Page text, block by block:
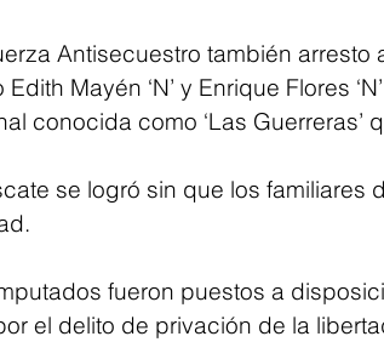
Antisecuestro también
Edith Mayén ‘N’ y Enrique Flores
conocida como ‘Las
se logró sin que los familiares
fueron puestos a
el delito de privación de la